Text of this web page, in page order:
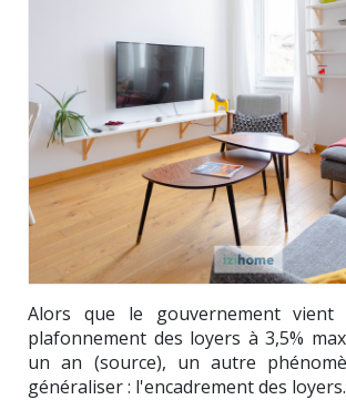
Alors que le gouvernement vient
plafonnement des loyers à 3,5%
un an (source), un autre
généraliser : l'encadrement des